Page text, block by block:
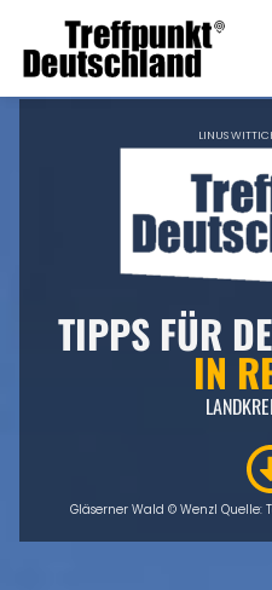
LINUS
TIPPS FÜR
IN
Gläserner Wald © Wenzl Quelle: